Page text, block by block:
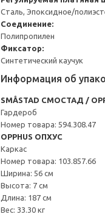
Сталь, Эпоксидное/
Соединение:
Полипропилен
Фиксатор:
Синтетический каучук
Информация об
SMÅSTAD СМОСТАД /
Гардероб
Номер товара: 594.308.47
OPPHUS ОПХУС
Каркас
Номер товара: 103.857.66
Ширина: 56 см
Высота: 7 см
Длина: 187 см
Вес: 33.30 кг